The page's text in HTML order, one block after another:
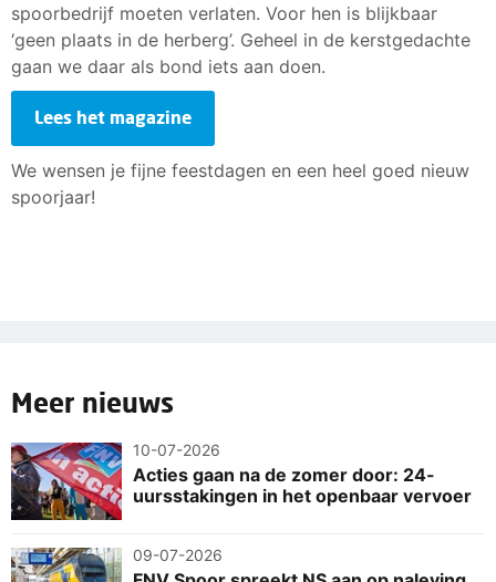
spoorbedrijf moeten verlaten. Voor hen is blijkbaar
‘geen plaats in de herberg’. Geheel in de kerstgedachte
gaan we daar als bond iets aan doen.
Lees het magazine
We wensen je fijne feestdagen en een heel goed nieuw
spoorjaar!
Meer nieuws
10-07-2026
Acties gaan na de zomer door: 24-
uursstakingen in het openbaar vervoer
09-07-2026